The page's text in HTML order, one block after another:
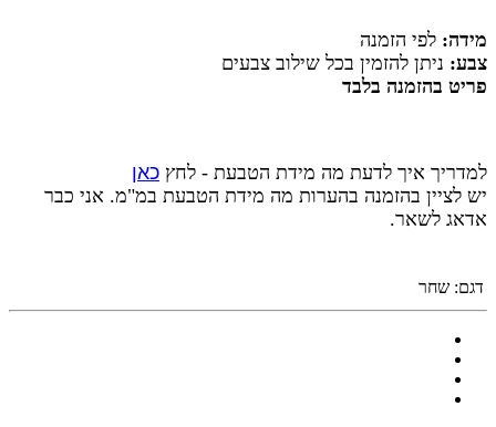
מידה: לפי הזמנה
צבע: ניתן להזמין בכל שילוב צבעים
פריט בהזמנה בלבד
למדריך איך לדעת מה מידת הטבעת - לחץ כאן
יש לציין בהזמנה בהערות מה מידת הטבעת במ"מ. אני כבר
אדאג לשאר.
דגם: שחר